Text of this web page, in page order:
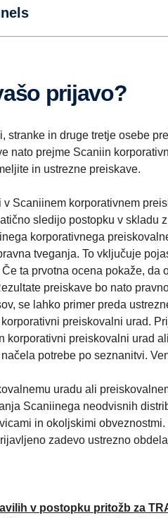
prijavo?
stranke in druge tretje osebe
nato prejme Scaniin
in ustrezne preiskave.
Scaniinem korporativnem
sledijo postopku v
korporativnega
tveganja. To vključuje
ta prvotna ocena pokaže,
preiskave bo nato
se lahko primer preda
preiskovalni urad.
korporativni preiskovalni urad
potrebe po seznanitvi.
uradu ali
Scaniinega neodvisnih
in okoljskimi
zadevo ustrezno
v postopku pritožb za